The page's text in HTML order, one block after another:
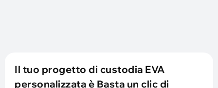
Il tuo progetto di custodia EVA
personalizzata è Basta un clic di